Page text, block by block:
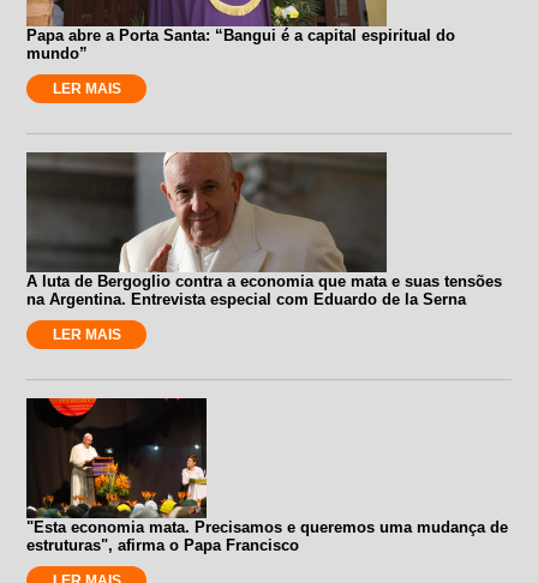
Papa abre a Porta Santa: “Bangui é a capital espiritual do
mundo”
LER MAIS
A luta de Bergoglio contra a economia que mata e suas tensões
na Argentina. Entrevista especial com Eduardo de la Serna
LER MAIS
"Esta economia mata. Precisamos e queremos uma mudança de
estruturas", afirma o Papa Francisco